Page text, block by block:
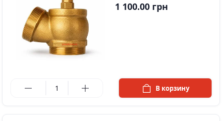
1 100.00 грн
В корзину